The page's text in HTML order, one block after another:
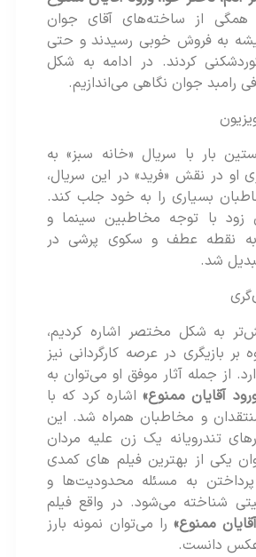
ساخته‌های آقای جوان
فروش خوبی رسیدند و حتی
کردند. در ادامه به شکل
جوان نگاهی می‌اندازیم.
با سریال «خانه سبز» به
نقش «فرید» در این سریال،
بسیاری را به خود جلب کند.
توجه مخاطبین سینما و
نقطه عطف و سکوی پرشی در
شد.
شکل مختصر اشاره کردیم،
در عرصه کارگردانی نیز
آثار موفق او می‌توان به
ممنوع»اشاره کرد که با
و مخاطبان همراه شد. این
یک زن علیه مردان
از بهترین فیلم های کمدی
به مسئله محدودیت‌ها و
می‌شود. در واقع فیلم
ممنوع»را می‌توان نمونه بارز